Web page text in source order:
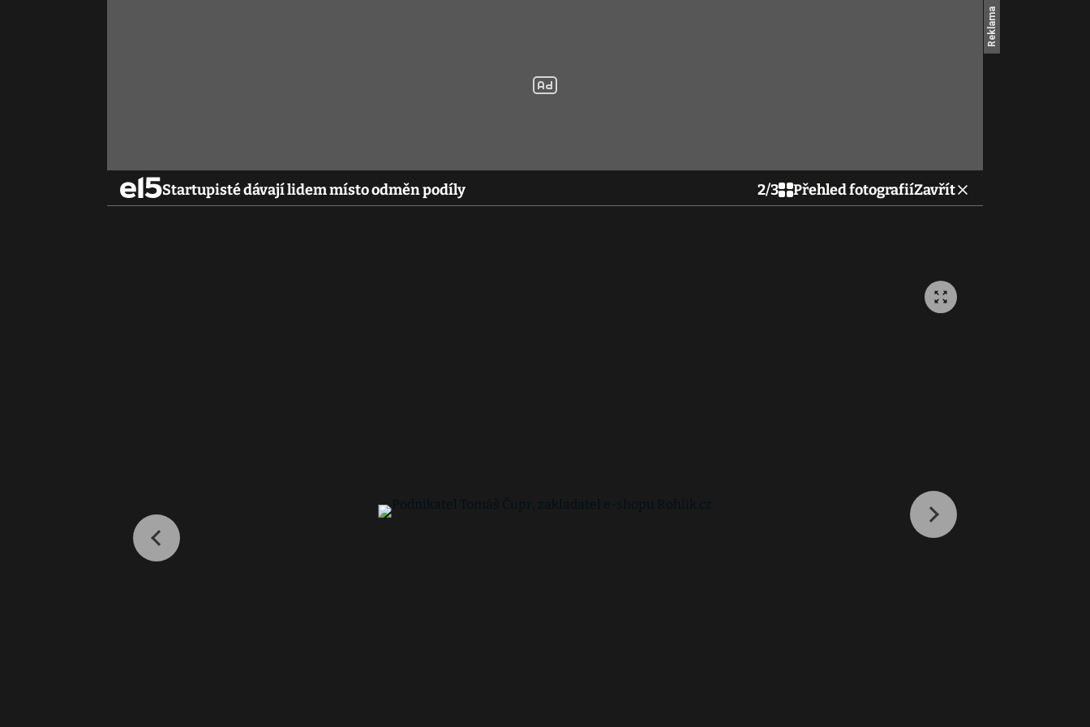
Startupisté dávají lidem místo odměn podíly 2/3 Přehled fotografiíZavřít